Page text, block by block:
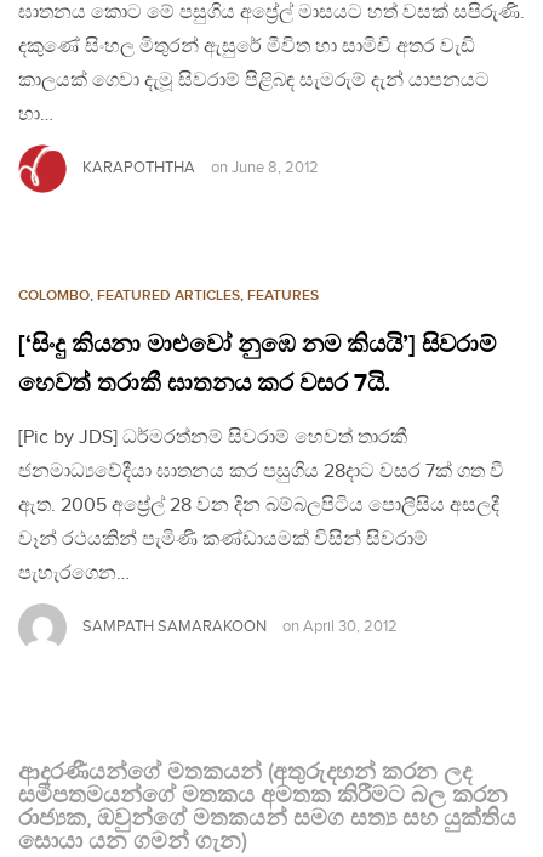
ඝාතනය කොට මේ පසුගිය අප්‍රේල් මාසයට හත් වසක් සපිරුණි.
දකුණේ සිංහල මිතුරන් ඇසුරේ මීවිත හා සාමිචි අතර වැඩි
කාලයක් ගෙවා දැමූ සිවරාම් පිළිබඳ සැමරුම් දැන් යාපනයට
හා…
KARAPOTHTHA on June 8, 2012
COLOMBO, FEATURED ARTICLES, FEATURES
[‘සිංදු කියනා මාළුවෝ නුඹෙ නම කියයි’] සිවරාම්
හෙවත් තරාකී ඝාතනය කර වසර 7යි.
[Pic by JDS] ධර්මරත්නම් සිවරාම් හෙවත් තාරකී
ජනමාධ්‍යවේදීයා ඝාතනය කර පසුගිය 28දාට වසර 7ක් ගත වී
ඇත. 2005 අප්‍රේල් 28 වන දින බම්බලපිටිය පොලීසිය අසලදී
වෑන් රථයකින් පැමිණි කණ්ඩායමක් විසින් සිවරාම්
පැහැරගෙන…
SAMPATH SAMARAKOON on April 30, 2012
ආදරණීයන්ගේ මතකයන් (අතුරුදහන් කරන ලද
සමීපතමයන්ගේ මතකය අමතක කිරීමට බල කරන
රාජ්‍යක, ඔවුන්ගේ මතකයන් සමග සත්‍ය සහ යුක්තිය
සොයා යන ගමන් ගැන)